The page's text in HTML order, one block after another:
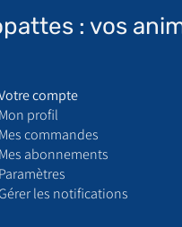
: vos
compte
Mon profil
Mes commandes
Mes abonnements
Paramètres
les notifications